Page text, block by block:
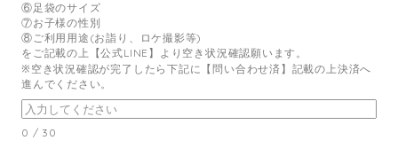
⑥足袋のサイズ
⑦お子様の性別
⑧ご利用用途(お詣り、ロケ撮影等)
をご記載の上【公式LINE】より空き状況確認願います。
※空き状況確認が完了したら下記に【問い合わせ済】記載の上決済へ
進んでください。
0 / 30